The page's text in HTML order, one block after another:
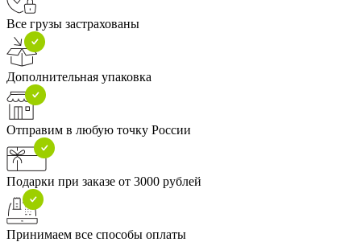
Все грузы застрахованы
Дополнительная упаковка
Отправим в любую точку России
Подарки при заказе от 3000 рублей
Принимаем все способы оплаты